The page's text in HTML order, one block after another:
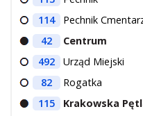
114
Pechnik
42
Centrum
492
Urząd Miejski
82
Rogatka
115
Krakowska